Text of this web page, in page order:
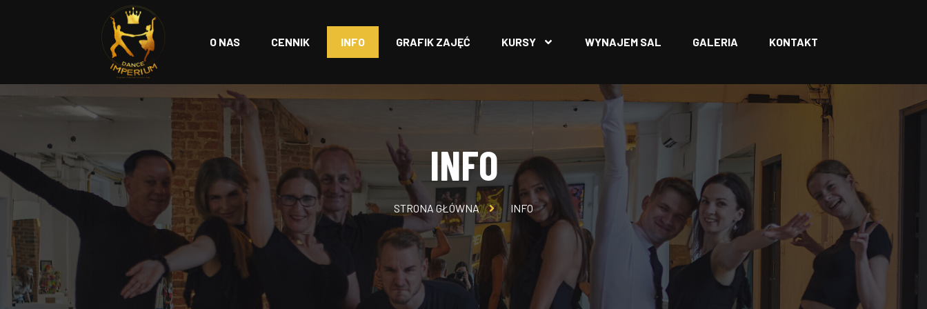
O NAS CENNIK INFO GRAFIK ZAJĘĆ KURSY WYNAJEM SAL GALERIA KONTAKT
INFO
STRONA GŁÓWNA INFO